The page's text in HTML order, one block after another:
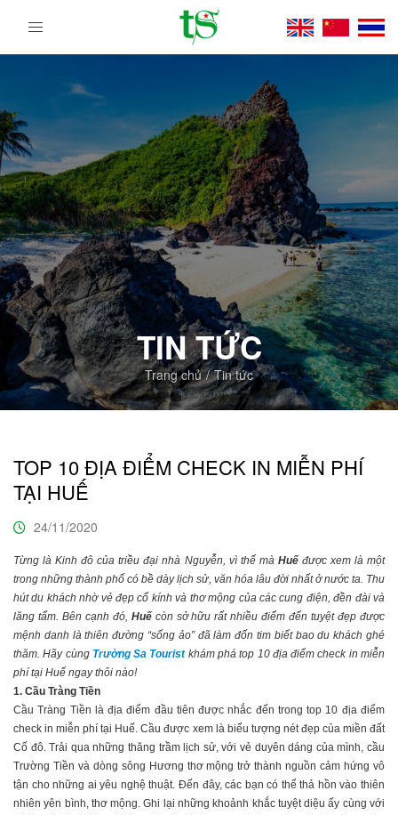
Tour
Việt
Nam
Từ
Bắc
Vào
Nam
|
Trường
Sa
Tourist
DMC
TIN TỨC
Trang chủ Tin tức
TOP 10 ĐỊA ĐIỂM CHECK IN MIỄN PHÍ
TẠI HUẾ
24/11/2020
Từng là Kinh đô của triều đại nhà Nguyễn, vì thế mà Huếđược xem là một
trong những thành phố có bề dày lịch sử, văn hóa lâu đời nhất ở nước ta. Thu
hút du khách nhờ vẻ đẹp cổ kính và thơ mộng của các cung điện, đền đài và
lăng tẩm. Bên cạnh đó, Huếcòn sở hữu rất nhiều điểm đến tuyệt đẹp được
mệnh danh là thiên đường “sống ảo” đã làm đốn tim biết bao du khách ghé
thăm. Hãy cùng Trường Sa Tourist khám phá top 10 địa điểm check in miễn
phí tại Huế ngay thôi nào!
1. Cầu Tràng Tiền
Cầu Tràng Tiền là địa điểm đầu tiên được nhắc đến trong top 10 địa điểm
check in miễn phí tại Huế. Cầu được xem là biểu tượng nét đẹp của miền đất
Cố đô. Trải qua những thăng trầm lịch sử, với vẻ duyên dáng của mình, cầu
Trường Tiền và dòng sông Hương thơ mộng trở thành nguồn cảm hứng vô
tận cho những ai yêu nghệ thuật. Đến đây, các bạn có thể thả hồn vào thiên
nhiên yên bình, thơ mộng. Ghi lại những khoảnh khắc tuyệt diệu ấy cùng với